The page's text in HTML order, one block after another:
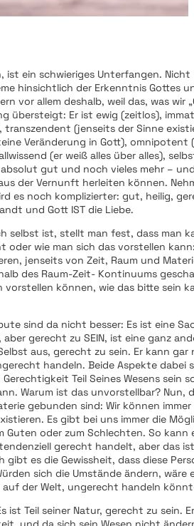
ist ein schwieriges Unterfangen.
hinsichtlich der Erkenntnis Gottes
vor allem deshalb, weil das, was wir
übersteigt: Er ist ewig (zeitlos),
(jenseits der Sinne
Veränderung in Gott), omnipotent
(er weiß alles über alles),
gut und noch vieles mehr –
der Vernunft herleiten können.
es noch komplizierter: gut, heilig,
und Gott IST die Liebe.
selbst ist, stellt man fest, dass man
oder wie man sich das vorstellen
jenseits von Zeit, Raum und
des Raum-Zeit- Kontinuums
vorstellen können, wie das bitte sein
sind da nicht besser: Es ist eine
gerecht zu SEIN, ist eine ganz
aus, gerecht zu sein. Er kann
handeln. Beide Aspekte dabei
Teil Seines Wesens sein
Warum ist das unvorstellbar? Nun,
gebunden sind: Wir können
Es gibt bei uns immer die
Guten oder zum Schlechten. So kann
gerecht handelt, aber das
gibt es die Gewissheit, dass diese
sich die Umstände ändern, wäre
der Welt, ungerecht handeln
ist Teil seiner Natur, gerecht zu sein.